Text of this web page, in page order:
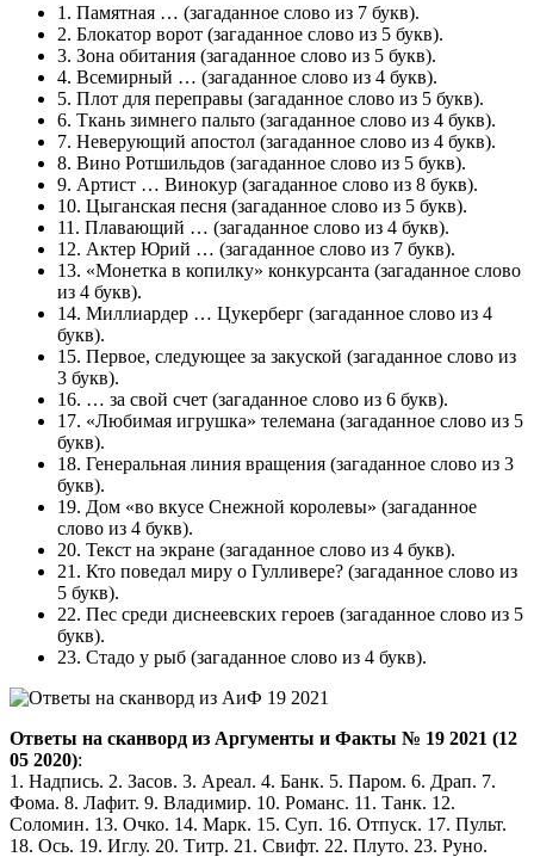
1. Памятная … (загаданное слово из 7 букв).
2. Блокатор ворот (загаданное слово из 5 букв).
3. Зона обитания (загаданное слово из 5 букв).
4. Всемирный … (загаданное слово из 4 букв).
5. Плот для переправы (загаданное слово из 5 букв).
6. Ткань зимнего пальто (загаданное слово из 4 букв).
7. Неверующий апостол (загаданное слово из 4 букв).
8. Вино Ротшильдов (загаданное слово из 5 букв).
9. Артист … Винокур (загаданное слово из 8 букв).
10. Цыганская песня (загаданное слово из 5 букв).
11. Плавающий … (загаданное слово из 4 букв).
12. Актер Юрий … (загаданное слово из 7 букв).
13. «Монетка в копилку» конкурсанта (загаданное слово
из 4 букв).
14. Миллиардер … Цукерберг (загаданное слово из 4
букв).
15. Первое, следующее за закуской (загаданное слово из
3 букв).
16. … за свой счет (загаданное слово из 6 букв).
17. «Любимая игрушка» телемана (загаданное слово из 5
букв).
18. Генеральная линия вращения (загаданное слово из 3
букв).
19. Дом «во вкусе Снежной королевы» (загаданное
слово из 4 букв).
20. Текст на экране (загаданное слово из 4 букв).
21. Кто поведал миру о Гулливере? (загаданное слово из
5 букв).
22. Пес среди диснеевских героев (загаданное слово из 5
букв).
23. Стадо у рыб (загаданное слово из 4 букв).
Ответы на сканворд из Аргументы и Факты № 19 2021 (12
05 2020):
1. Надпись. 2. Засов. 3. Ареал. 4. Банк. 5. Паром. 6. Драп. 7.
Фома. 8. Лафит. 9. Владимир. 10. Романс. 11. Танк. 12.
Соломин. 13. Очко. 14. Марк. 15. Суп. 16. Отпуск. 17. Пульт.
18. Ось. 19. Иглу. 20. Титр. 21. Свифт. 22. Плуто. 23. Руно.